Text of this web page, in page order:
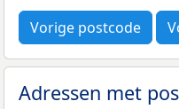
Vorige postcode
Adressen met